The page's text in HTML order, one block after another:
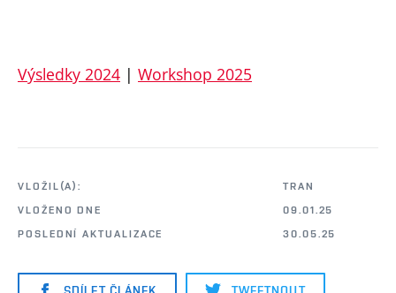
Výsledky 2024 | Workshop 2025
VLOŽIL(A):
TRAN
VLOŽENO DNE
09.01.25
POSLEDNÍ AKTUALIZACE
30.05.25